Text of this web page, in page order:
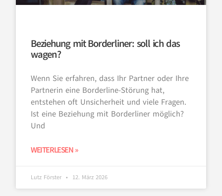
Beziehung mit Borderliner: soll ich das
wagen?
Wenn Sie erfahren, dass Ihr Partner oder Ihre
Partnerin eine Borderline-Störung hat,
entstehen oft Unsicherheit und viele Fragen.
Ist eine Beziehung mit Borderliner möglich?
Und
WEITERLESEN »
Lutz Förster 12. März 2026